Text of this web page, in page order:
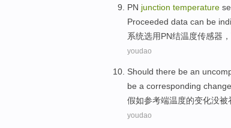
PN junction temperature
Proceeded data can be
系统选用PN结温度传感器 ，
youdao
Should there be an
be a corresponding change
假如参考端温度的变化没被
youdao